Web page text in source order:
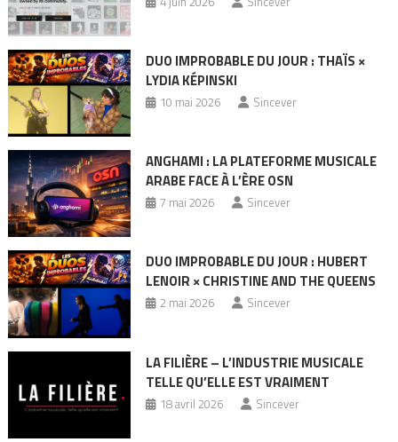
DUO IMPROBABLE DU JOUR : THAÏS ×
LYDIA KÉPINSKI
10 mai 2026 Sincever
ANGHAMI : LA PLATEFORME MUSICALE
ARABE FACE À L’ÈRE OSN
7 mai 2026 Sincever
DUO IMPROBABLE DU JOUR : HUBERT
LENOIR × CHRISTINE AND THE QUEENS
2 mai 2026 Sincever
LA FILIÈRE – L’INDUSTRIE MUSICALE
TELLE QU’ELLE EST VRAIMENT
18 avril 2026 Sincever